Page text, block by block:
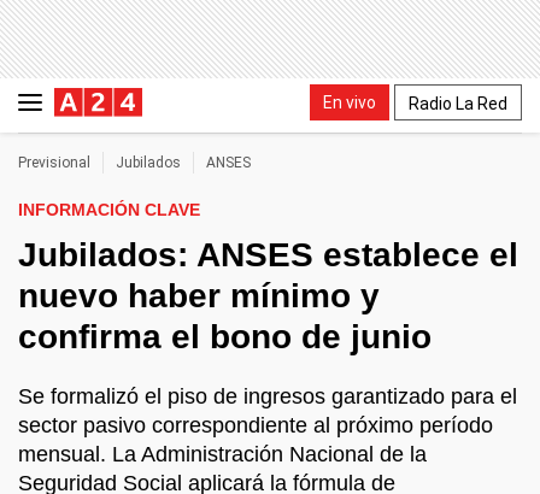
En vivo Radio La Red
Previsional Jubilados ANSES
INFORMACIÓN CLAVE
Jubilados: ANSES establece el
nuevo haber mínimo y
confirma el bono de junio
Se formalizó el piso de ingresos garantizado para el
sector pasivo correspondiente al próximo período
mensual. La Administración Nacional de la
Seguridad Social aplicará la fórmula de